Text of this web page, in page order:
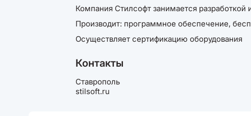
Компания Стилсофт занимается
Производит: программное обеспечение,
Осуществляет сертификацию оборудования
Контакты
Ставрополь
stilsoft.ru